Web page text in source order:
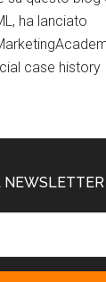
ha lanciato
case history
NEWSLETTER